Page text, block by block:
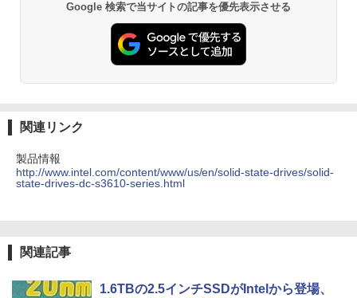
Google 検索で当サイトの記事を優先表示させる
関連リンク
製品情報
http://www.intel.com/content/www/us/en/solid-state-drives/solid-
state-drives-dc-s3610-series.html
関連記事
1.6TBの2.5インチSSDがIntelから登場、